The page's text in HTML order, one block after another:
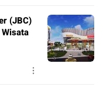
(JBC)